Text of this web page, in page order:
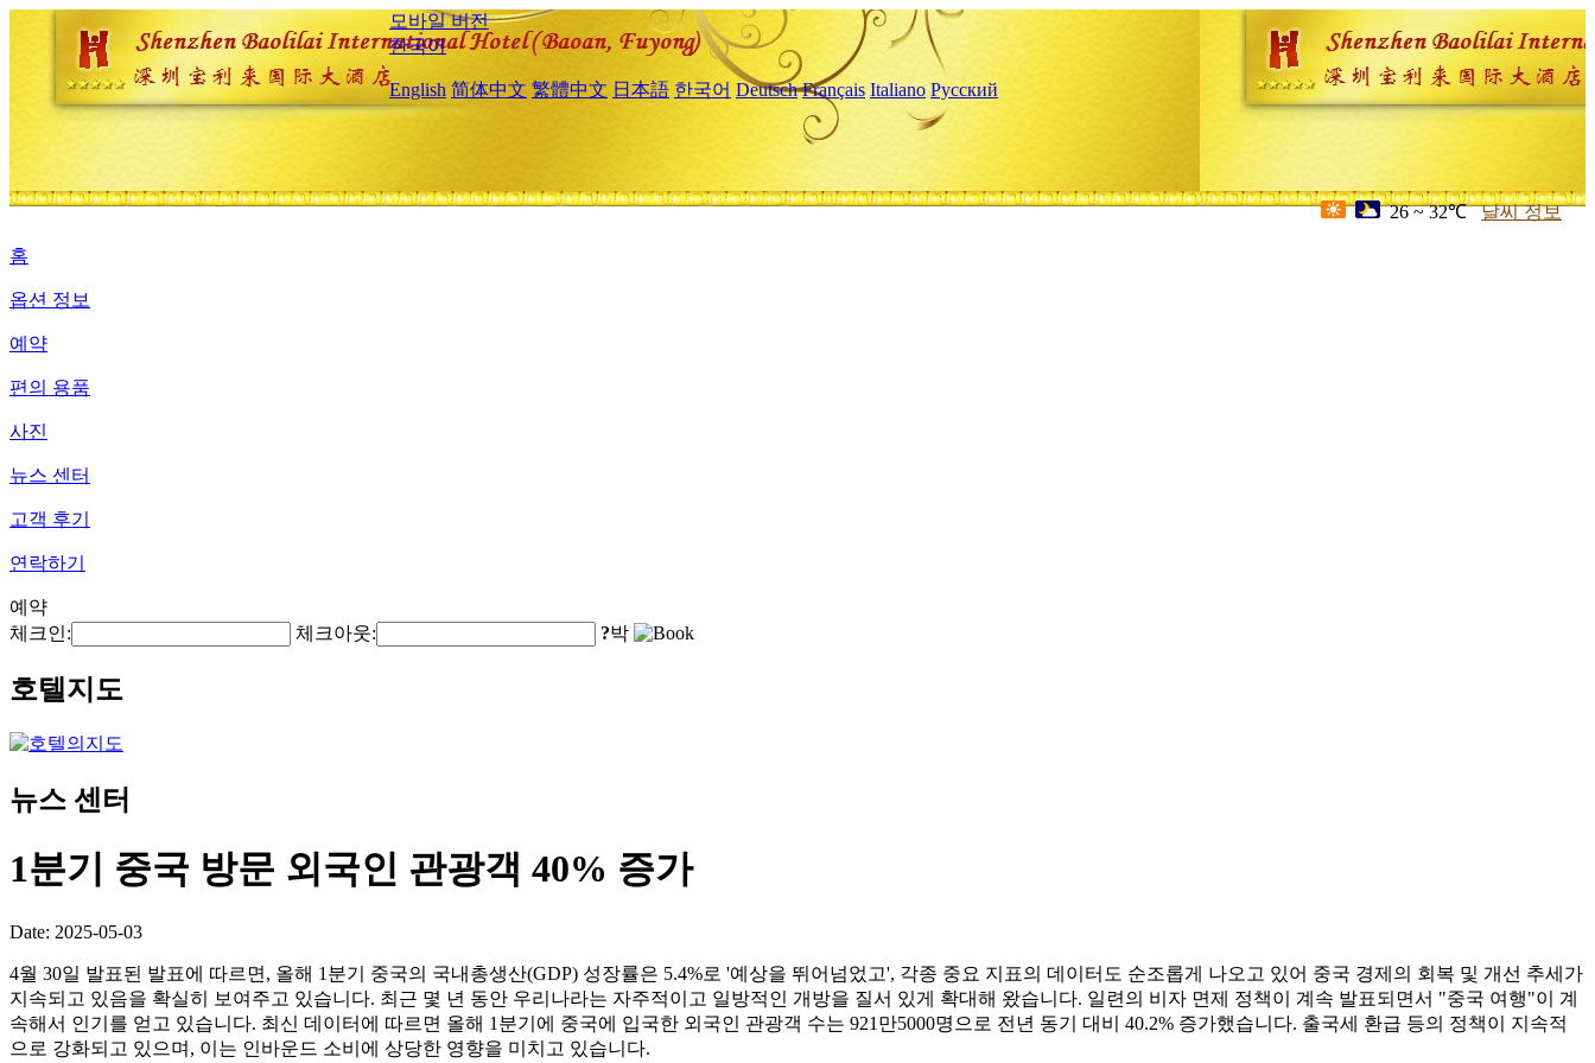
모바일 버전
한국어
English 简体中文 繁體中文 日本語 한국어 Deutsch Français Italiano Русский
26 ~ 32℃ 날씨 정보
홈
옵션 정보
예약
편의 용품
사진
뉴스 센터
고객 후기
연락하기
예약
체크인:
체크아웃: ?박
호텔지도
뉴스 센터
1분기 중국 방문 외국인 관광객 40% 증가
Date: 2025-05-03
4월 30일 발표된 발표에 따르면, 올해 1분기 중국의 국내총생산(GDP) 성장률은 5.4%로 '예상을 뛰어넘었고', 각종 중요 지표의 데이터도 순조롭게 나오고 있어 중국 경제의 회복 및 개선 추세가
지속되고 있음을 확실히 보여주고 있습니다. 최근 몇 년 동안 우리나라는 자주적이고 일방적인 개방을 질서 있게 확대해 왔습니다. 일련의 비자 면제 정책이 계속 발표되면서 "중국 여행"이 계
속해서 인기를 얻고 있습니다. 최신 데이터에 따르면 올해 1분기에 중국에 입국한 외국인 관광객 수는 921만5000명으로 전년 동기 대비 40.2% 증가했습니다. 출국세 환급 등의 정책이 지속적
으로 강화되고 있으며, 이는 인바운드 소비에 상당한 영향을 미치고 있습니다.